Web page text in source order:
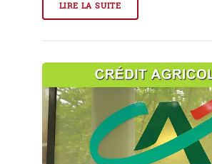
LIRE LA SUITE